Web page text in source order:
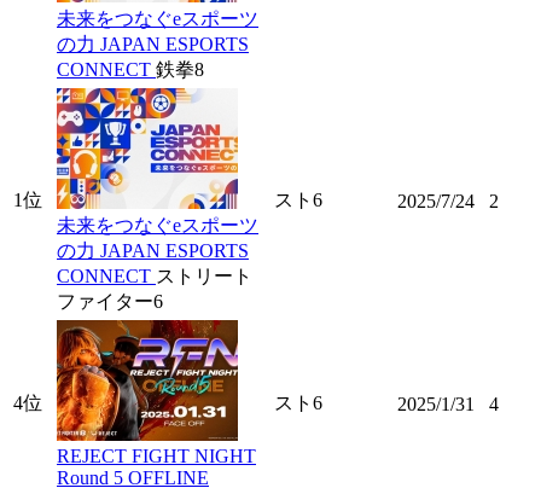
未来をつなぐeスポーツ
の力 JAPAN ESPORTS
CONNECT 鉄拳8
1位
未来をつなぐeスポーツ
の力 JAPAN ESPORTS
CONNECT ストリート
ファイター6
スト6 2025/7/24 2
4位
REJECT FIGHT NIGHT
Round 5 OFFLINE
スト6 2025/1/31 4